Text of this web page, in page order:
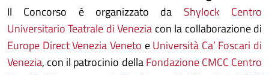
Il Concorso è organizzato da Shylock Centro
Universitario Teatrale di Venezia con la collaborazione di
Europe Direct Venezia Veneto eUniversità Ca’ Foscari di
Venezia, con il patrocinio dellaFondazione CMCC Centro